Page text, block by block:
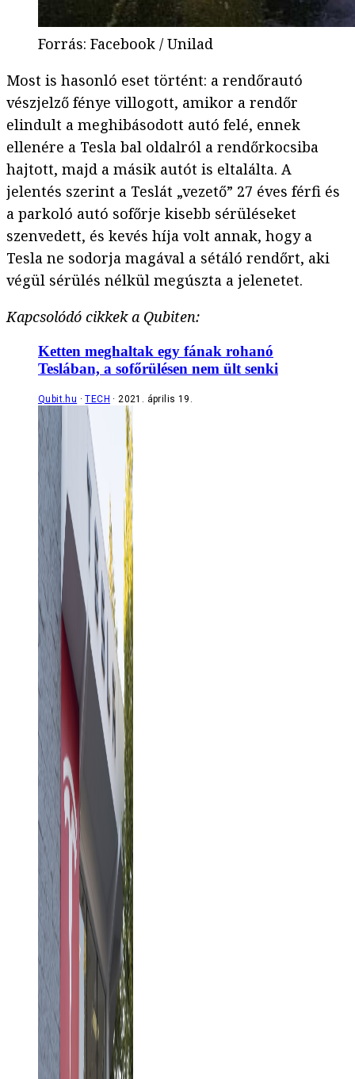
Forrás: Facebook / Unilad
Most is hasonló eset történt: a rendőrautó
vészjelző fénye villogott, amikor a rendőr
elindult a meghibásodott autó felé, ennek
ellenére a Tesla bal oldalról a rendőrkocsiba
hajtott, majd a másik autót is eltalálta. A
jelentés szerint a Teslát „vezető” 27 éves férfi és
a parkoló autó sofőrje kisebb sérüléseket
szenvedett, és kevés híja volt annak, hogy a
Tesla ne sodorja magával a sétáló rendőrt, aki
végül sérülés nélkül megúszta a jelenetet.
Kapcsolódó cikkek a Qubiten:
Ketten meghaltak egy fának rohanó
Teslában, a sofőrülésen nem ült senki
Qubit.hu TECH 2021. április 19.